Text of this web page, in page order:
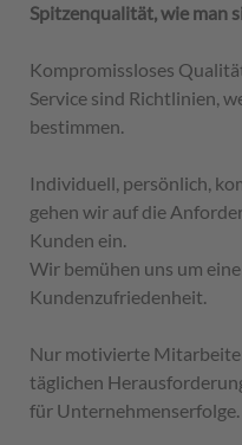
Spitzenqualität, wie man
Kompromissloses
Service sind Richtlinien,
bestimmen.
Individuell, persönlich,
gehen wir auf die
Kunden ein.
Wir bemühen uns um
Kundenzufriedenheit.
Nur motivierte
täglichen
für Unternehmenserfolge.